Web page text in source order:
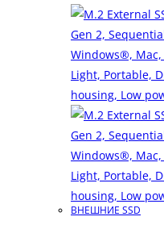
ВНЕШНИЕ SSD